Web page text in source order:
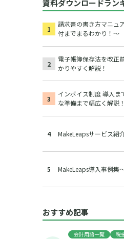
資料ダウンロードラン
請求書の書き方マニュ
付までまるわかり！～
電子帳簿保存法を改正
かりやすく解説！
インボイス制度 導入ま
な準備まで幅広く解説！
MakeLeapsサービス紹
MakeLeaps導入事例集
おすすめ記事
会計用語一覧 税